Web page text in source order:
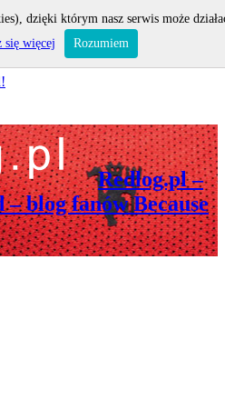
Redlog.pl –
blog fanów Because
dzięki którym nasz serwis może
się więcej Rozumiem